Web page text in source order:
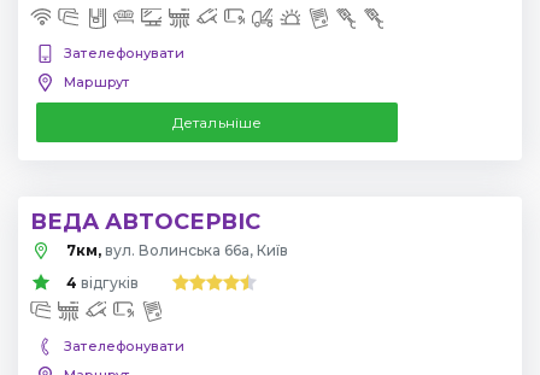
Зателефонувати
Маршрут
Детальніше
ВЕДА АВТОСЕРВІС
7км, вул. Волинська 66а, Київ
4 відгуків
Зателефонувати